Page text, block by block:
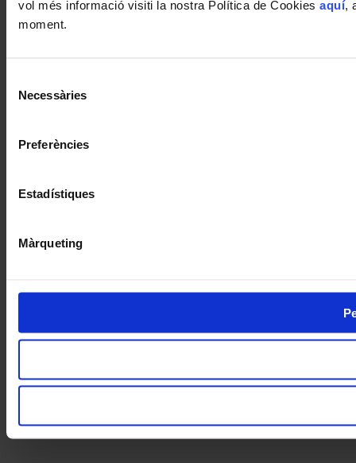
vol més informació visiti la nostra Política de Cookies aquí,
moment.
Necessàries
Preferències
Estadístiques
Màrqueting